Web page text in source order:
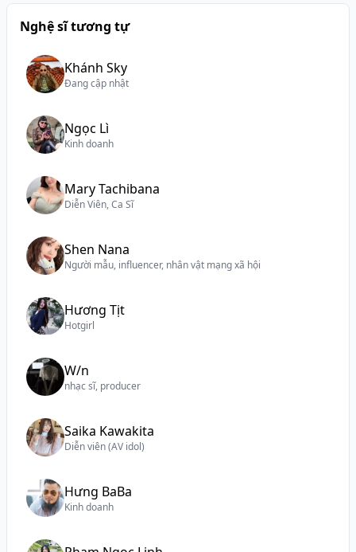
Nghệ sĩ tương tự
Khánh Sky
Đang cập nhật
Ngọc Lì
Kinh doanh
Mary Tachibana
Diễn Viên, Ca Sĩ
Shen Nana
Người mẫu, influencer, nhân vật mạng xã hội
Hương Tịt
Hotgirl
W/n
nhạc sĩ, producer
Saika Kawakita
Diễn viên (AV idol)
Hưng BaBa
Kinh doanh